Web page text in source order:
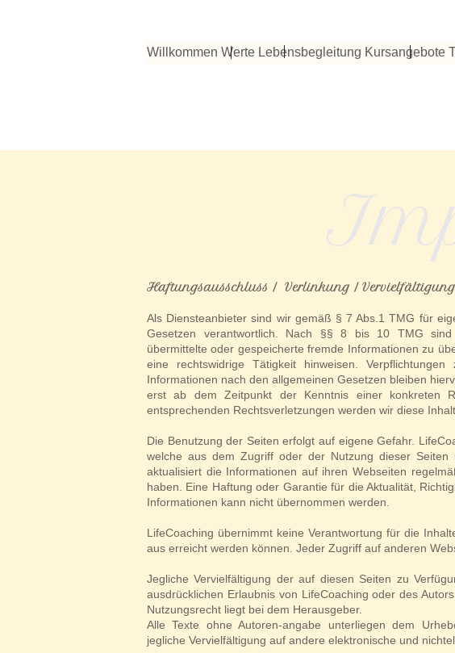
Willkommen Werte Lebensbegleitung Kursangebote
Haftungsausschluss / Verlinkung / Vervielfältigung
Als Diensteanbieter sind wir gemäß § 7 Abs.1 TMG für
Gesetzen verantwortlich. Nach §§ 8 bis 10 TMG
übermittelte oder gespeicherte fremde Informationen zu
eine rechtswidrige Tätigkeit hinweisen.
Informationen nach den allgemeinen Gesetzen bleiben
erst ab dem Zeitpunkt der Kenntnis einer konkreten
entsprechenden Rechtsverletzungen werden wir diese
Die Benutzung der Seiten erfolgt auf eigene Gefahr.
welche aus dem Zugriff oder der Nutzung dieser Seiten
aktualisiert die Informationen auf ihren Webseiten
haben. Eine Haftung oder Garantie für die Aktualität,
Informationen kann nicht übernommen werden.
LifeCoaching übernimmt keine Verantwortung für die
aus erreicht werden können. Jeder Zugriff auf anderen
Jegliche Vervielfältigung der auf diesen Seiten zu
ausdrücklichen Erlaubnis von LifeCoaching oder des
Nutzungsrecht liegt bei dem Herausgeber.
Alle Texte ohne Autoren-angabe unterliegen dem
jegliche Vervielfältigung auf andere elektronische und